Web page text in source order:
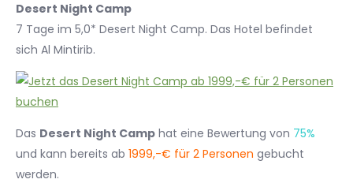
Desert Night Camp
7 Tage im 5,0* Desert Night Camp. Das Hotel befindet
sich Al Mintirib.
Das Desert Night Camp hat eine Bewertung von 75%
und kann bereits ab 1999,-€ für 2 Personen gebucht
werden.